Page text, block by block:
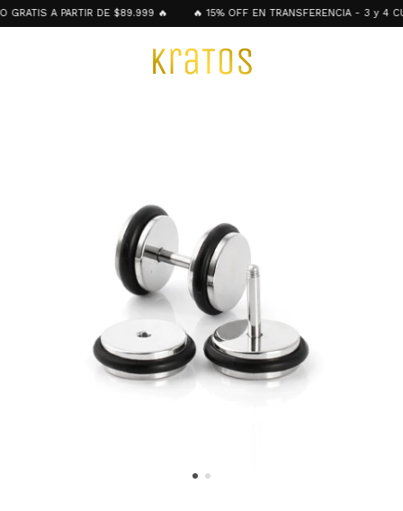
A PARTIR DE $89.999 🔥 🔥 15% OFF EN TRANSFERENCIA - 3 y 4